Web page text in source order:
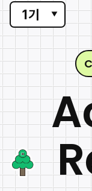
디지털그린바이오테크
그린바이오에코시스템
그린바이오파운드리
그린바이오스마트파밍
대
1기